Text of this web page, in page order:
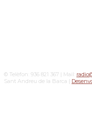
© Telèfon: 936 821 367 | Mail:
Sant Andreu de la Barca |